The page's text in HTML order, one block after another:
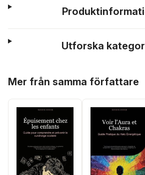
Utforska
Mer från samma författare